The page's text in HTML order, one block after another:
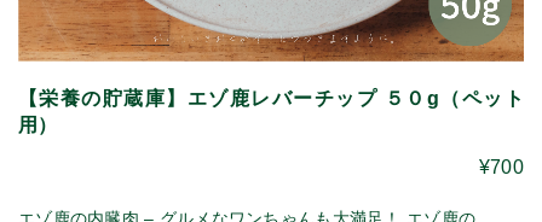
【栄養の貯蔵庫】エゾ鹿レバーチップ ５０g（ペット
用）
¥700
エゾ鹿の内臓肉 – グルメなワンちゃんも大満足！ エゾ鹿の...